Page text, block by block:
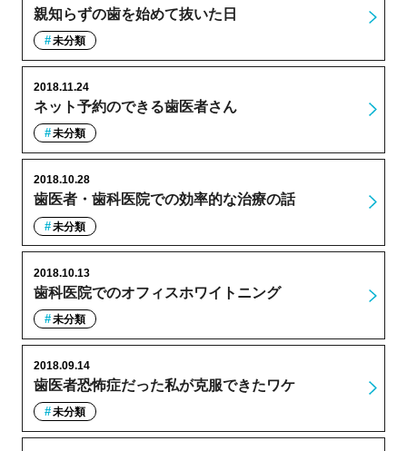
親知らずの歯を始めて抜いた日
未分類
ネット予約のできる歯医者さん
2018.11.24
未分類
歯医者・歯科医院での効率的な治療の話
2018.10.28
未分類
歯科医院でのオフィスホワイトニング
2018.10.13
未分類
歯医者恐怖症だった私が克服できたワケ
2018.09.14
未分類